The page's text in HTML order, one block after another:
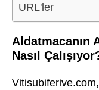
URL'ler
Aldatmacanın
Nasıl